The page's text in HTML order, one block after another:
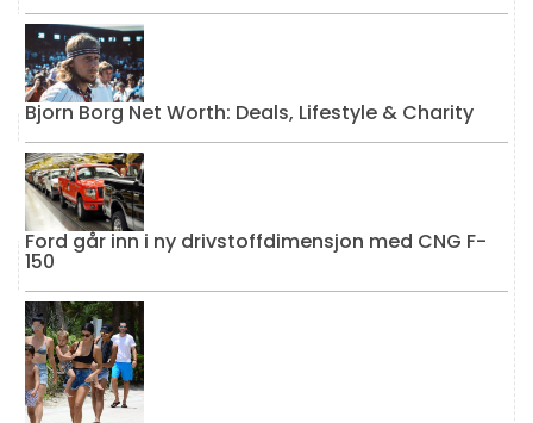
Bjorn Borg Net Worth: Deals, Lifestyle & Charity
Ford går inn i ny drivstoffdimensjon med CNG F-
150